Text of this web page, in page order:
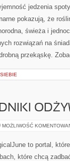
jedzenia
pokazują, że
świeża i
rozwiązań na
przekąskę.
MOŻLIWOŚĆ
to portal,
które chcą